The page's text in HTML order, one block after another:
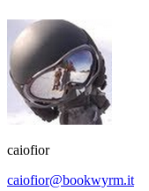
caiofior
caiofior@bookwyrm.it